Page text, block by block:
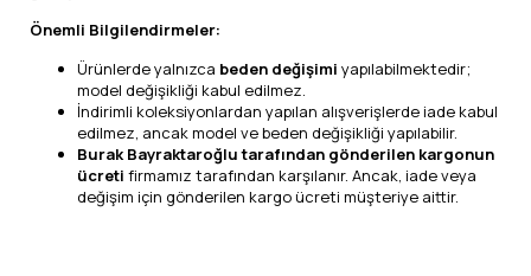
Önemli Bilgilendirmeler:
Ürünlerde yalnızca beden değişimi yapılabilmektedir;
model değişikliği kabul edilmez.
İndirimli koleksiyonlardan yapılan alışverişlerde iade kabul
edilmez, ancak model ve beden değişikliği yapılabilir.
Burak Bayraktaroğlu tarafından gönderilen kargonun
ücreti firmamız tarafından karşılanır. Ancak, iade veya
değişim için gönderilen kargo ücreti müşteriye aittir.